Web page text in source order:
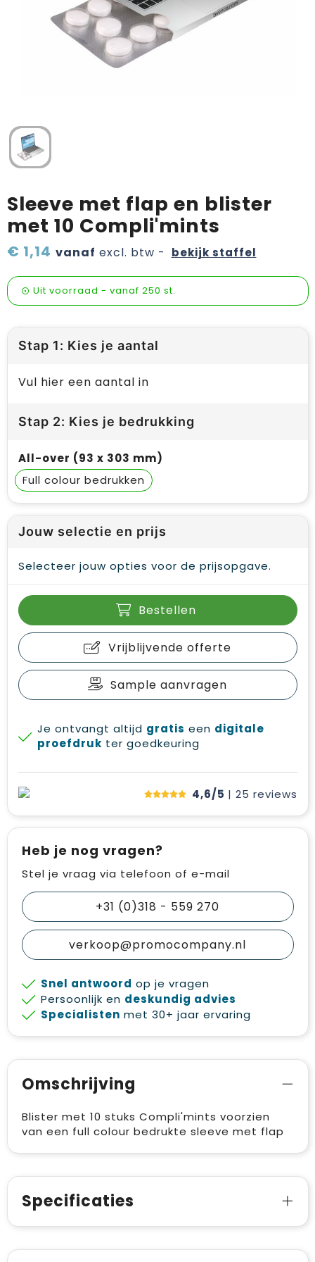
Verzorging & welness
Pasen
Sinterklaas artikelen
Wijn, bier en proeverij
Zomerpakketten
Sleeve met flap en blister
met 10 Compli'mints
€ 1,14 vanaf excl. btw - bekijk staffel
Uit voorraad - vanaf 250 st.
Stap 1: Kies je aantal
Vul hier een aantal in
Stap 2: Kies je bedrukking
All-over (93 x 303 mm)
Full colour
Jouw selectie en prijs
Selecteer jouw opties voor de prijsopgave.
Bestellen
Vrijblijvende offerte
Sample aanvragen
Je ontvangt altijd gratis een digitale
proefdruk ter goedkeuring
4,6/5 | 25 reviews
Heb je nog vragen?
Stel je vraag via telefoon of e-mail
+31 (0)318 - 559 270
verkoop@promocompany.nl
Snel antwoord op je vragen
Persoonlijk en deskundig advies
Specialisten met 30+ jaar ervaring
Omschrijving
Blister met 10 stuks Compli'mints voorzien
van een full colour bedrukte sleeve met flap
Specificaties